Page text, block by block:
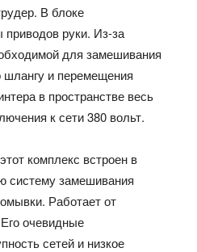
В блоке
руки. Из-за
для замешивания
шлангу и перемещения
в пространстве весь
к сети 380 вольт.
комплекс встроен в
систему замешивания
Работает от
очевидные
сетей и низкое